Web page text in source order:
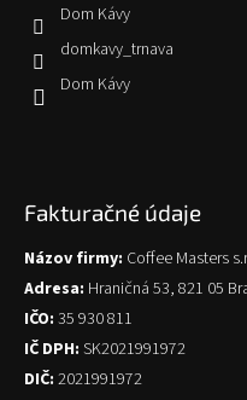
Dom Kávy
domkavy_trnava
Dom Kávy
Fakturačné údaje
Názov firmy: Coffee Masters
Adresa: Hraničná 53, 821 05
IČO: 35 930 811
IČ DPH: SK2021991972
DIČ: 2021991972